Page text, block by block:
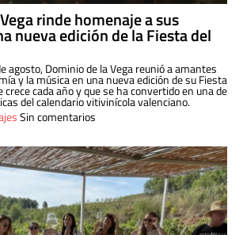
rinde homenaje a sus
nueva edición de la Fiesta del
agosto, Dominio de la Vega reunió a amantes
y la música en una nueva edición de su Fiesta
crece cada año y que se ha convertido en una de
del calendario vitivinícola valenciano.
Sin comentarios